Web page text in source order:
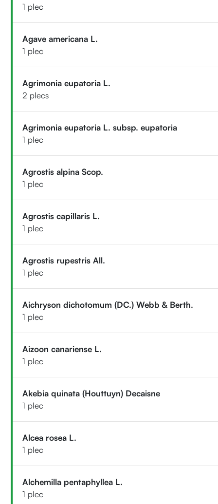
1 plec
Agave americana L.
1 plec
Agrimonia eupatoria L.
2 plecs
Agrimonia eupatoria L. subsp. eupatoria
1 plec
Agrostis alpina Scop.
1 plec
Agrostis capillaris L.
1 plec
Agrostis rupestris All.
1 plec
Aichryson dichotomum (DC.) Webb & Berth.
1 plec
Aizoon canariense L.
1 plec
Akebia quinata (Houttuyn) Decaisne
1 plec
Alcea rosea L.
1 plec
Alchemilla pentaphyllea L.
1 plec